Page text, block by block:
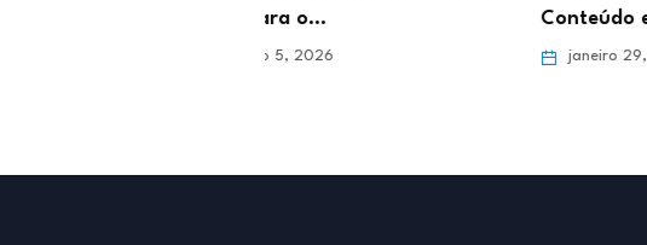
Conteúdo e…
janeiro 29, 2026